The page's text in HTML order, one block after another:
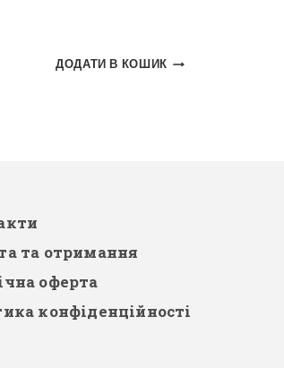
ДОДАТИ В КОШИК
та отримання
оферта
конфіденційності